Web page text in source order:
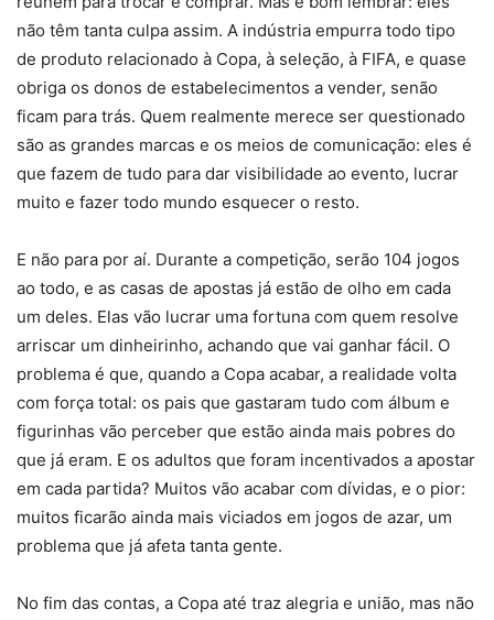
não têm tanta culpa assim. A indústria empurra todo tipo
de produto relacionado à Copa, à seleção, à FIFA, e quase
obriga os donos de estabelecimentos a vender, senão
ficam para trás. Quem realmente merece ser questionado
são as grandes marcas e os meios de comunicação: eles é
que fazem de tudo para dar visibilidade ao evento, lucrar
muito e fazer todo mundo esquecer o resto.
E não para por aí. Durante a competição, serão 104 jogos
ao todo, e as casas de apostas já estão de olho em cada
um deles. Elas vão lucrar uma fortuna com quem resolve
arriscar um dinheirinho, achando que vai ganhar fácil. O
problema é que, quando a Copa acabar, a realidade volta
com força total: os pais que gastaram tudo com álbum e
figurinhas vão perceber que estão ainda mais pobres do
que já eram. E os adultos que foram incentivados a apostar
em cada partida? Muitos vão acabar com dívidas, e o pior:
muitos ficarão ainda mais viciados em jogos de azar, um
problema que já afeta tanta gente.
No fim das contas, a Copa até traz alegria e união, mas não